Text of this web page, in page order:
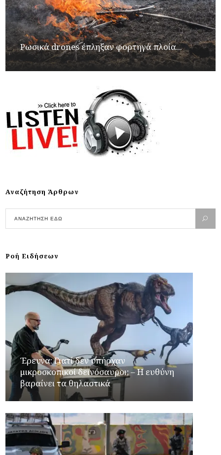
Ρωσικά drones έπληξαν φορτηγά πλοία...
Αναζήτηση Άρθρων
Ροή Ειδήσεων
Έρευνα: Γιατί δεν υπήρχαν
μικροσκοπικοί δεινόσαυροι; – Η ευθύνη
βαραίνει τα θηλαστικά